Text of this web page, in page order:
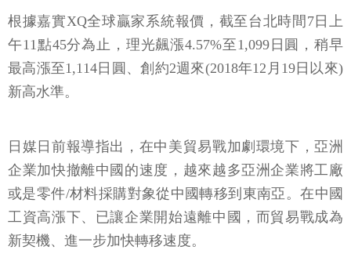
根據嘉實XQ全球贏家系統報價，截至台北時間7日上
午11點45分為止，理光飆漲4.57%至1,099日圓，稍早
最高漲至1,114日圓、創約2週來(2018年12月19日以來)
新高水準。
日媒日前報導指出，在中美貿易戰加劇環境下，亞洲
企業加快撤離中國的速度，越來越多亞洲企業將工廠
或是零件/材料採購對象從中國轉移到東南亞。在中國
工資高漲下、已讓企業開始遠離中國，而貿易戰成為
新契機、進一步加快轉移速度。